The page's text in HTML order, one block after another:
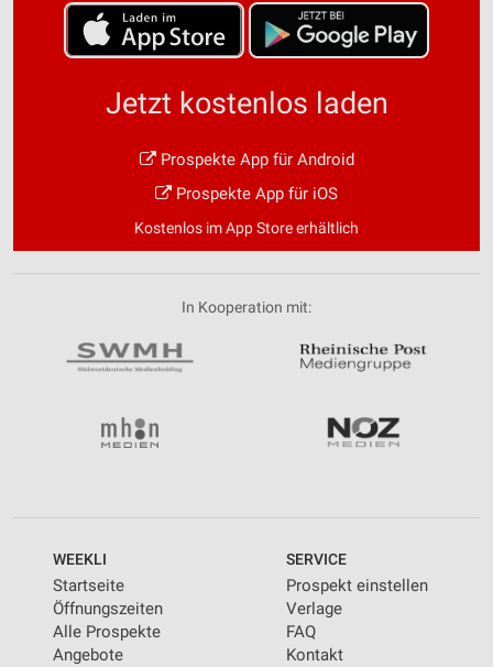
Jetzt kostenlos laden
Prospekte App für Android
Prospekte App für iOS
Kostenlos im App Store erhältlich
In Kooperation mit:
WEEKLI
Startseite
Öffnungszeiten
Alle Prospekte
Angebote
SERVICE
Prospekt einstellen
Verlage
FAQ
Kontakt